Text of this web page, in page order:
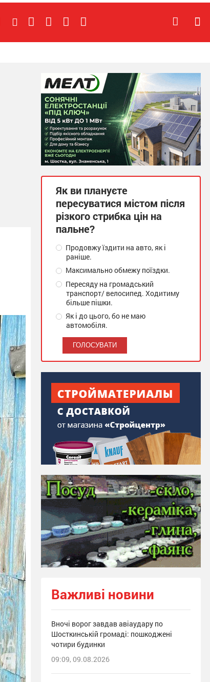
Як ви плануєте
пересуватися містом після
різкого стрибка цін на
пальне?
Продовжу їздити на авто, як і
раніше.
Максимально обмежу поїздки.
Пересяду на громадський
транспорт/ велосипед. Ходитиму
більше пішки.
Як і до цього, бо не маю
автомобіля.
Важливі новини
Вночі ворог завдав авіаудару по
Шосткинській громаді: пошкоджені
чотири будинки
09:09, 09.08.2026